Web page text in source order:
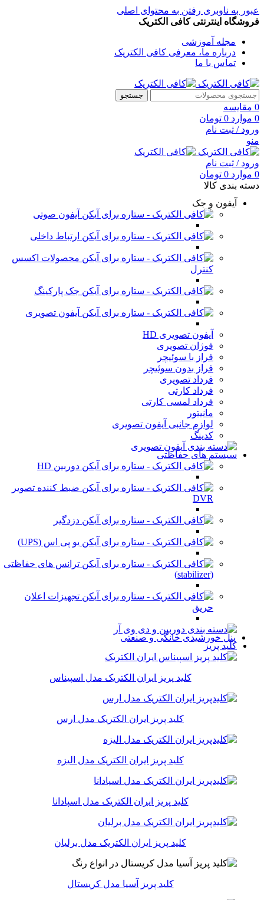
عبور به ناوبری رفتن به محتوای اصلی
فروشگاه اینترنتی کافی الکتریک
مجله آموزشی
درباره ما، معرفی کافی الکتریک
تماس با ما
جستجو
0 مقایسه
0 موارد 0 تومان
ورود / ثبت نام
منو
ورود / ثبت نام
0 موارد 0 تومان
دسته بندی کالا
آیفون و جک
آیفون صوتی
ارتباط داخلی
محصولات اکسس
کنترل
جک پارکینگ
آیفون تصویری
آیفون تصویری HD
فوژان تصویری
فراز با سوئیچر
فراز بدون سوئیچر
فرداد تصویری
فرداد کارتی
فرداد لمسی کارتی
مانیتور
لوازم جانبی آیفون تصویری
کدینگ
سیستم های حفاظتی
دوربین HD
ضبط کننده تصویر
DVR
دزدگیر
یو پی اس (UPS)
ترانس های حفاظتی
(stabilizer)
تجهیزات اعلان
حریق
پنل خورشیدی خانگی و صنعتی
کلید پریز
کلید پریز ایران الکتریک مدل اسپیناس
کلید پریز ایران الکتریک مدل ارس
کلید پریز ایران الکتریک مدل الیزه
کلید پریز ایران الکتریک مدل اسپادانا
کلید پریز ایران الکتریک مدل برلیان
کلید پریز آسیا مدل کریستال